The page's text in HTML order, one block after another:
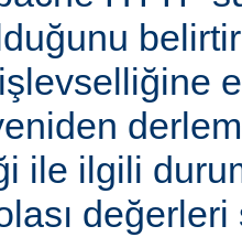
ile ilgili
değerleri